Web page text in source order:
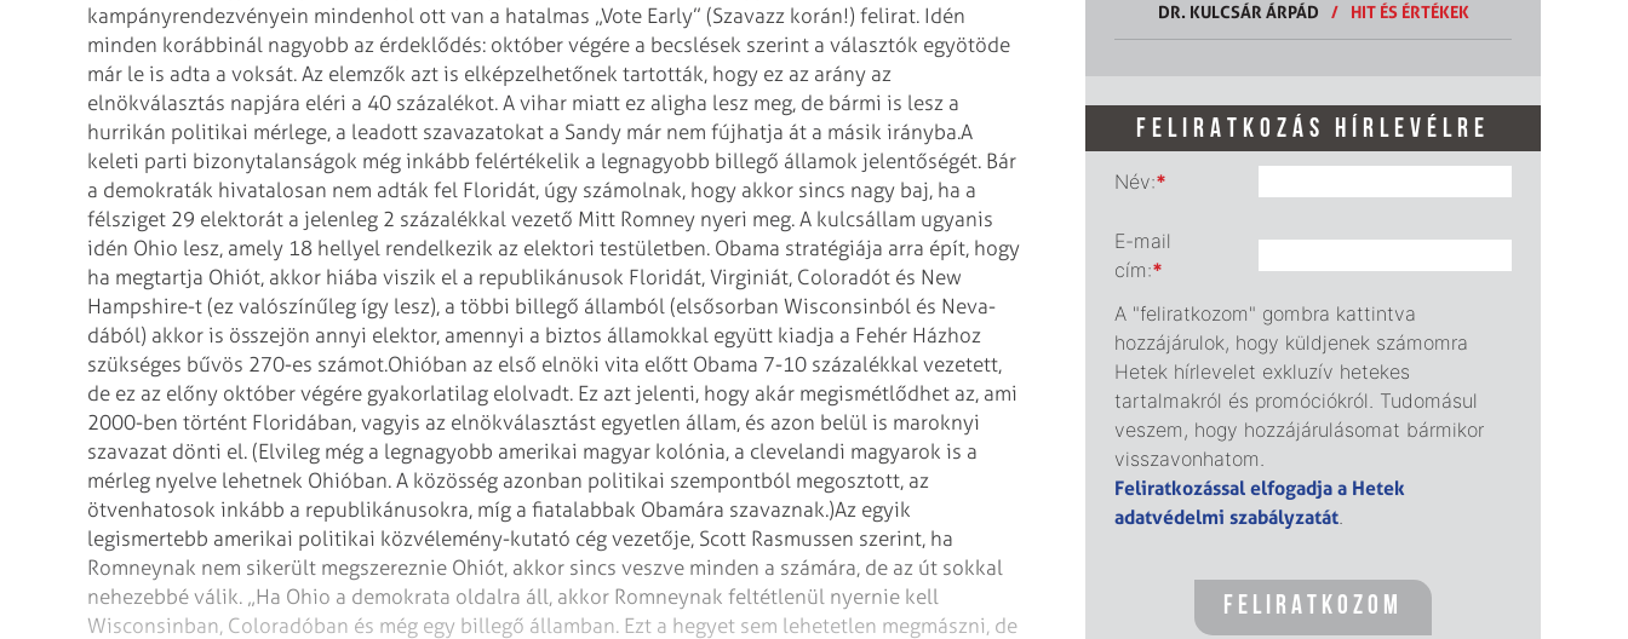
kampányrendezvényein mindenhol ott van a hatalmas „Vote Early” (Szavazz korán!) felirat. Idén
minden korábbinál nagyobb az érdeklődés: október végére a becslések szerint a választók egyötöde
már le is adta a voksát. Az elemzők azt is elképzelhetőnek tartották, hogy ez az arány az
elnökválasztás napjára eléri a 40 százalékot. A vihar miatt ez aligha lesz meg, de bármi is lesz a
hurrikán politikai mérlege, a leadott szavazatokat a Sandy már nem fújhatja át a másik irányba.A
keleti parti bizonytalanságok még inkább felértékelik a legnagyobb billegő államok jelentőségét. Bár
a demokraták hivatalosan nem adták fel Floridát, úgy számolnak, hogy akkor sincs nagy baj, ha a
félsziget 29 elektorát a jelenleg 2 százalékkal vezető Mitt Romney nyeri meg. A kulcsállam ugyanis
idén Ohio lesz, amely 18 hellyel rendelkezik az elektori testületben. Obama stratégiája arra épít, hogy
ha megtartja Ohiót, akkor hiába viszik el a republikánusok Floridát, Virginiát, Coloradót és New
Hampshire-t (ez valószínűleg így lesz), a többi billegő államból (elsősorban Wisconsinból és Ne­va­
dából) akkor is összejön annyi elektor, amennyi a biztos államokkal együtt kiadja a Fehér Házhoz
szükséges bűvös 270-es számot.Ohióban az első elnöki vita előtt Obama 7-10 százalékkal vezetett,
de ez az előny október végére gyakorlatilag elolvadt. Ez azt jelenti, hogy akár megismétlődhet az, ami
2000-ben történt Floridában, vagyis az elnökválasztást egyetlen állam, és azon belül is maroknyi
szavazat dönti el. (Elvileg még a legnagyobb amerikai magyar kolónia, a clevelandi magyarok is a
mérleg nyelve lehetnek Ohióban. A közösség azonban politikai szempontból megosztott, az
ötvenhatosok inkább a republikánusokra, míg a fiatalabbak Obamára szavaznak.)Az egyik
legismertebb amerikai politikai közvélemény-kutató cég vezetője, Scott Rasmussen szerint, ha
Romneynak nem sikerült megszereznie Ohiót, akkor sincs veszve minden a számára, de az út sokkal
nehezebbé válik. „Ha Ohio a demokrata oldalra áll, akkor Romneynak feltétlenül nyernie kell
Wisconsinban, Coloradóban és még egy billegő államban. Ezt a hegyet sem lehetetlen megmászni, de
DR. KULCSÁR ÁRPÁD
/ HIT ÉS ÉRTÉKEK
FELIRATKOZÁS HÍRLEVÉLRE
Név:*
E-mail
cím:*
A "feliratkozom" gombra kattintva
hozzájárulok, hogy küldjenek számomra
Hetek hírlevelet exkluzív hetekes
tartalmakról és promóciókról. Tudomásul
veszem, hogy hozzájárulásomat bármikor
visszavonhatom.
Feliratkozással elfogadja a Hetek
adatvédelmi szabályzatát.